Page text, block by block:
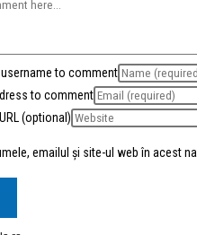
to comment
to comment
(optional)
emailul și site-ul web în acest